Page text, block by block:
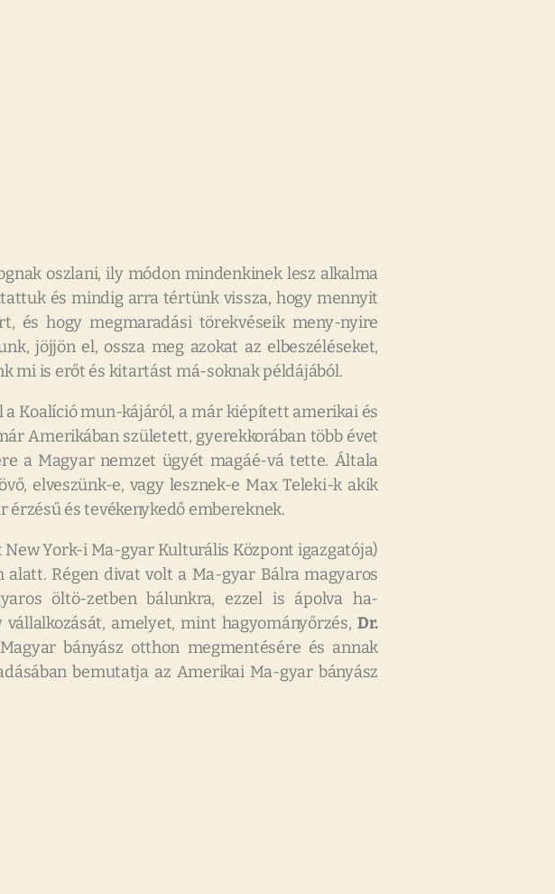
oszlani, ily módon mindenkinek lesz alkalma
és mindig arra tértünk vissza, hogy mennyit
és hogy megmaradási törekvéseik meny-nyire
jöjjön el, ossza meg azokat az elbeszéléseket,
mi is erőt és kitartást má-soknak példájából.
Koalíció mun-kájáról, a már kiépített amerikai és
Amerikában született, gyerekkorában több évet
a Magyar nemzet ügyét magáé-vá tette. Általa
elveszünk-e, vagy lesznek-e Max Teleki-k akik
és tevékenykedő embereknek.
York-i Ma-gyar Kulturális Központ igazgatója)
alatt. Régen divat volt a Ma-gyar Bálra magyaros
öltö-zetben bálunkra, ezzel is ápolva ha-
amelyet, mint hagyományőrzés, Dr.
bányász otthon megmentésére és annak
bemutatja az Amerikai Ma-gyar bányász